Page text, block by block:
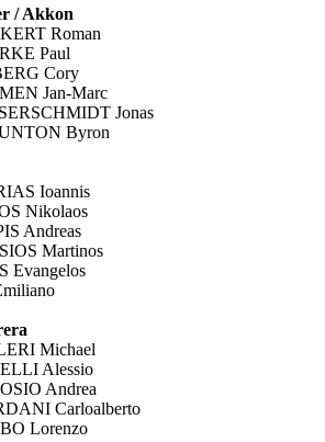
/ Akkon
Roman
Paul
Cory
Jan-Marc
Jonas
Byron
Ioannis
Nikolaos
Andreas
Martinos
Evangelos
Michael
Alessio
Andrea
Carloalberto
Lorenzo